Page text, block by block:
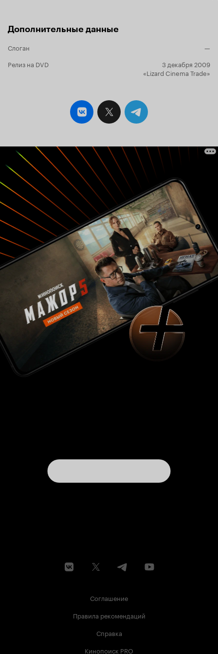
Дополнительные данные
Слоган
—
Релиз на DVD
3 декабря 2009
«Lizard Cinema Trade»
Соглашение
Правила рекомендаций
Справка
Кинопоиск PRO